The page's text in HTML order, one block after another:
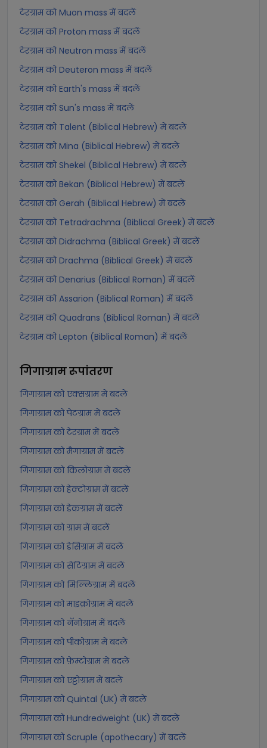
टेरग्राम को Muon mass में बदलें
टेरग्राम को Proton mass में बदलें
टेरग्राम को Neutron mass में बदलें
टेरग्राम को Deuteron mass में बदलें
टेरग्राम को Earth's mass में बदलें
टेरग्राम को Sun's mass में बदलें
टेरग्राम को Talent (Biblical Hebrew) में बदलें
टेरग्राम को Mina (Biblical Hebrew) में बदलें
टेरग्राम को Shekel (Biblical Hebrew) में बदलें
टेरग्राम को Bekan (Biblical Hebrew) में बदलें
टेरग्राम को Gerah (Biblical Hebrew) में बदलें
टेरग्राम को Tetradrachma (Biblical Greek) में बदलें
टेरग्राम को Didrachma (Biblical Greek) में बदलें
टेरग्राम को Drachma (Biblical Greek) में बदलें
टेरग्राम को Denarius (Biblical Roman) में बदलें
टेरग्राम को Assarion (Biblical Roman) में बदलें
टेरग्राम को Quadrans (Biblical Roman) में बदलें
टेरग्राम को Lepton (Biblical Roman) में बदलें
गिगाग्रामरूपांतरण
गिगाग्राम को एक्सग्राम में बदलें
गिगाग्राम को पेटग्राम में बदलें
गिगाग्राम को टेरग्राम में बदलें
गिगाग्राम को मैगाग्राम में बदलें
गिगाग्राम को किलोग्राम में बदलें
गिगाग्राम को हेक्टोग्राम में बदलें
गिगाग्राम को डेकग्राम में बदलें
गिगाग्राम को ग्राम में बदलें
गिगाग्राम को डेसिग्राम में बदलें
गिगाग्राम को सेंटिग्राम में बदलें
गिगाग्राम को मिल्लिग्राम में बदलें
गिगाग्राम को माइक्रोग्राम में बदलें
गिगाग्राम को नॅनोग्राम में बदलें
गिगाग्राम को पीकोग्राम में बदलें
गिगाग्राम को फ़ेम्टोग्राम में बदलें
गिगाग्राम को एट्टोग्राम में बदलें
गिगाग्राम को Quintal (UK) में बदलें
गिगाग्राम को Hundredweight (UK) में बदलें
गिगाग्राम को Scruple (apothecary) में बदलें